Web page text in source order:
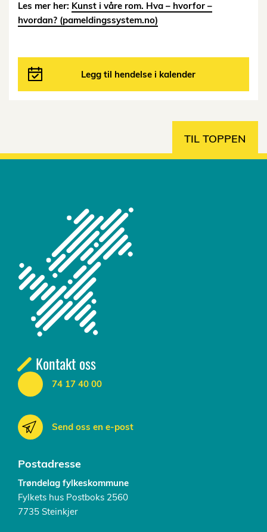
Les mer her: Kunst i våre rom. Hva – hvorfor –
hvordan? (pameldingssystem.no)
Legg til hendelse i kalender
TIL TOPPEN
Kontakt oss
74 17 40 00
Send oss en e-post
Postadresse
Trøndelag fylkeskommune
Fylkets hus Postboks 2560
7735 Steinkjer